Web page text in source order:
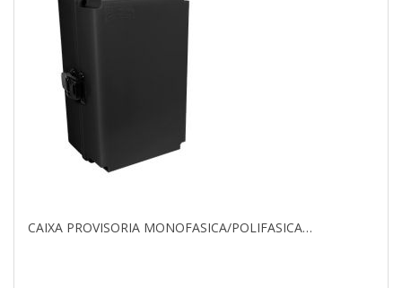
CAIXA PROVISORIA MONOFASICA/POLIFASICA…